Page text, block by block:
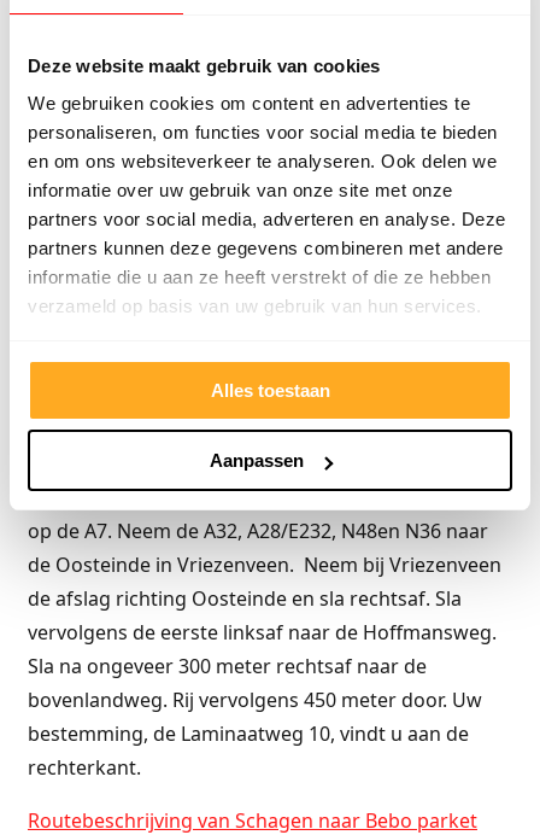
Deze website maakt gebruik van cookies
We gebruiken cookies om content en advertenties te
personaliseren, om functies voor social media te bieden
en om ons websiteverkeer te analyseren. Ook delen we
informatie over uw gebruik van onze site met onze
partners voor social media, adverteren en analyse. Deze
partners kunnen deze gegevens combineren met andere
informatie die u aan ze heeft verstrekt of die ze hebben
verzameld op basis van uw gebruik van hun services.
Alles toestaan
Aanpassen
aan die in het midden van de winkel is en daar kunt u
net zoveel gratis Kiphamburgers eten als u maar
iedereen deze mag eten en we houden rekening met
iedereen. Verder is er volop gratis koffie, thee, en
alle soorten frisdrank. Een dagje uit naar Bebo in
Vriezenveen vanuit Schagen is zeker de moeite
waard. We verkopen naast laminaat ook tafels,
sanitair, tegels, pvc-vloeren en meer!
Vanaf Schagen naar Bebo parket
Onze fabriek bevindt zich in Vriezenveen op
ongeveer 135 minuten rijden van Schagen.
deA7op inWieringerwerfvanaf deN248.Ga verder
op deA7. Neem deA32, A28/E232, N48en N36naar
de Oosteindein Vriezenveen. Neem bij Vriezenveen
de afslag richting Oosteinde en sla rechtsaf. Sla
vervolgens de eerste linksaf naar de Hoffmansweg.
Sla na ongeveer 300 meter rechtsaf naar de
bovenlandweg. Rij vervolgens 450 meter door. Uw
bestemming, de Laminaatweg 10, vindt u aan de
rechterkant.
Routebeschrijving van Schagen naar Bebo parket